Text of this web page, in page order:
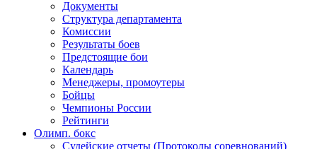
Документы
Структура департамента
Комиссии
Результаты боев
Предстоящие бои
Календарь
Менеджеры, промоутеры
Бойцы
Чемпионы России
Рейтинги
Олимп. бокс
Судейские отчеты (Протоколы соревнований)